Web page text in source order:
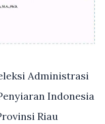
Administrasi
Indonesia
Riau